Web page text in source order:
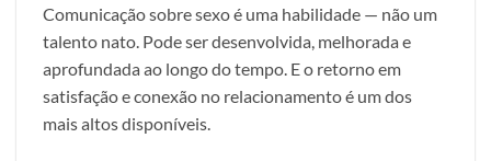
Comunicação sobre sexo é uma habilidade — não um
talento nato. Pode ser desenvolvida, melhorada e
aprofundada ao longo do tempo. E o retorno em
satisfação e conexão no relacionamento é um dos
mais altos disponíveis.